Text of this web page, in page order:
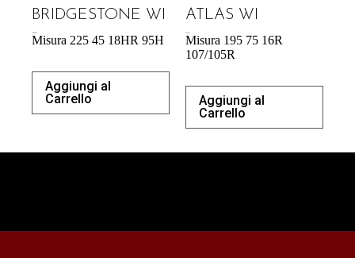
BRIDGESTONE WI
Misura 225 45 18HR 95H
Aggiungi al
Carrello
ATLAS WI
Misura 195 75 16R
107/105R
Aggiungi al
Carrello